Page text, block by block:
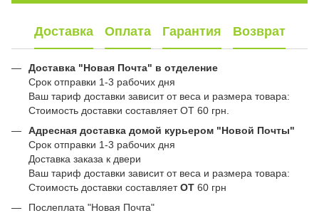
Доставка Оплата Гарантия Возврат
Доставка "Новая Почта" в отделение
Срок отправки 1-3 рабочих дня
Ваш тариф доставки зависит от веса и размера товара:
Стоимость доставки составляет ОТ 60 грн.
Адресная доставка домой курьером "Новой Почты"
Срок отправки 1-3 рабочих дня
Доставка заказа к двери
Ваш тариф доставки зависит от веса и размера товара:
Стоимость доставки составляетОТ 60 грн
Послеплата "Новая Почта"